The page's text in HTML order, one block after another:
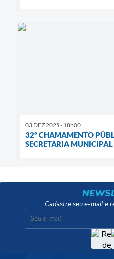
03 DEZ 2025 - 18h00
32º CHAMAMENTO
SECRETARIA
Cadastre seu e-mail e